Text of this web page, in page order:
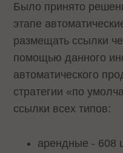
Было принято
этапе
размещать ссылки
помощью данного
автоматического
стратегии «по
ссылки всех типов:
арендные - 608